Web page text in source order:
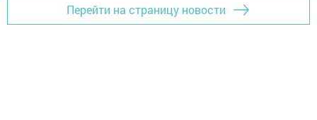
Перейти на страницу новости